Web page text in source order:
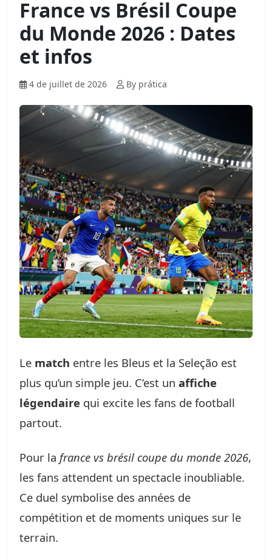
France vs Brésil Coupe
du Monde 2026 : Dates
et infos
4 de juillet de 2026 By prática
Le match entre les Bleus et la Seleção est
plus qu’un simple jeu. C’est un affiche
légendaire qui excite les fans de football
partout.
Pour la france vs brésil coupe du monde 2026,
les fans attendent un spectacle inoubliable.
Ce duel symbolise des années de
compétition et de moments uniques sur le
terrain.